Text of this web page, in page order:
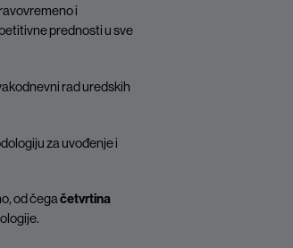
i
prednosti u sve
rad uredskih
za uvođenje i
od čegačetvrtina